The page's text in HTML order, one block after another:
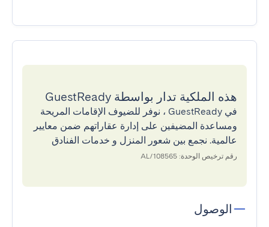
هذه الملكية تدار بواسطة GuestReady
في GuestReady ، نوفر للضيوف الإقامات المريحة
ومساعدة المضيفين على إدارة عقاراتهم ضمن معايير
عالمية. نجمع بين شعور المنزل و خدمات الفنادق
رقم ترخيص الوحدة: 108565/AL
الوصول